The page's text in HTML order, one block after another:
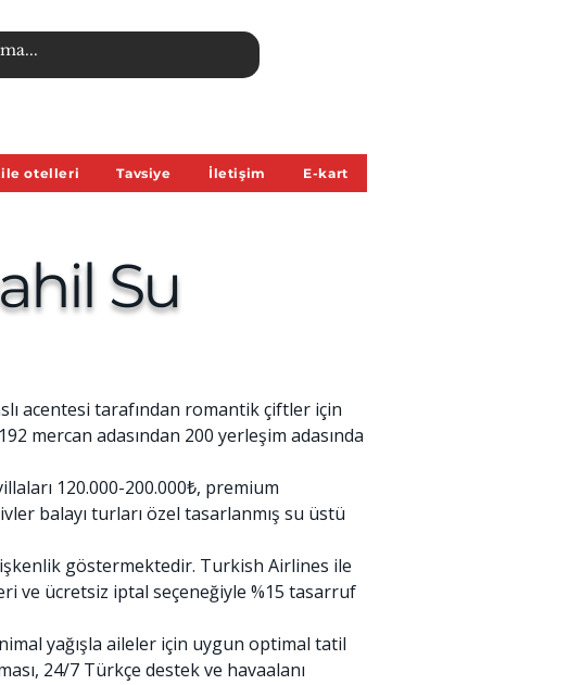
otelleri Tavsiye İletişim E-kart
Su
acentesi tarafından romantik çiftler için
mercan adasından 200 yerleşim adasında
120.000-200.000₺, premium
balayı turları özel tasarlanmış su üstü
göstermektedir. Turkish Airlines ile
ve ücretsiz iptal seçeneğiyle %15 tasarruf
yağışla aileler için uygun optimal tatil
24/7 Türkçe destek ve havaalanı